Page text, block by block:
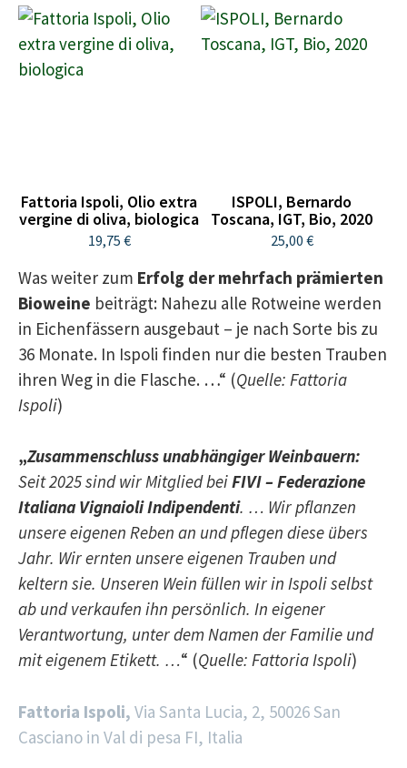
Fattoria Ispoli, Olio extra
vergine di oliva, biologica
19,75 €
ISPOLI, Bernardo
Toscana, IGT, Bio, 2020
25,00 €
Was weiter zum Erfolg der mehrfach prämierten
Bioweine beiträgt: Nahezu alle Rotweine werden
in Eichenfässern ausgebaut – je nach Sorte bis zu
36 Monate. In Ispoli finden nur die besten Trauben
ihren Weg in die Flasche. …“ (Quelle: Fattoria
Ispoli)
„Zusammenschluss unabhängiger Weinbauern:
Seit 2025 sind wir Mitglied beiFIVI – Federazione
Italiana Vignaioli Indipendenti. … Wir pflanzen
unsere eigenen Reben an und pflegen diese übers
Jahr. Wir ernten unsere eigenen Trauben und
keltern sie. Unseren Wein füllen wir in Ispoli selbst
ab und verkaufen ihn persönlich. In eigener
Verantwortung, unter dem Namen der Familie und
mit eigenem Etikett. …“ (Quelle: Fattoria Ispoli)
Fattoria Ispoli, Via Santa Lucia, 2, 50026 San
Casciano in Val di pesa FI, Italia